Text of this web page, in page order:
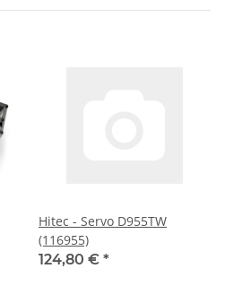
Hitec - Servo D955TW
(116955)
124,80 € *